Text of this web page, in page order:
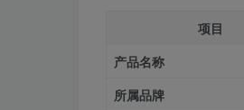
项目
产品名称
所属品牌